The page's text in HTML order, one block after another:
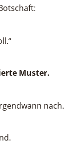
Muster.
nach.